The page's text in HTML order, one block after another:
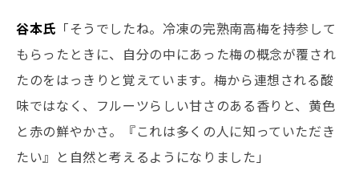
谷本氏 「そうでしたね。冷凍の完熟南高梅を持参して
もらったときに、自分の中にあった梅の概念が覆され
たのをはっきりと覚えています。梅から連想される酸
味ではなく、フルーツらしい甘さのある香りと、黄色
と赤の鮮やかさ。『これは多くの人に知っていただき
たい』と自然と考えるようになりました」